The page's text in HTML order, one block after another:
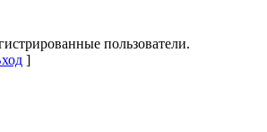
пользователи.
]